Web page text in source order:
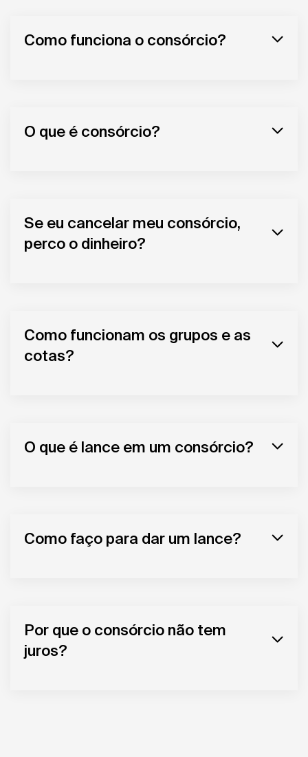
Como funciona o consórcio?
O que é consórcio?
Se eu cancelar meu consórcio,
perco o dinheiro?
Como funcionam os grupos e as
cotas?
O que é lance em um consórcio?
Como faço para dar um lance?
Por que o consórcio não tem
juros?